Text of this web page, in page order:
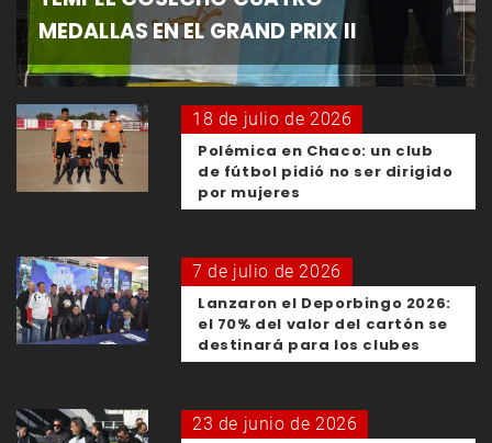
MEDALLAS EN EL GRAND PRIX II
18 de julio de 2026
Polémica en Chaco: un club
de fútbol pidió no ser dirigido
por mujeres
7 de julio de 2026
Lanzaron el Deporbingo 2026:
el 70% del valor del cartón se
destinará para los clubes
23 de junio de 2026